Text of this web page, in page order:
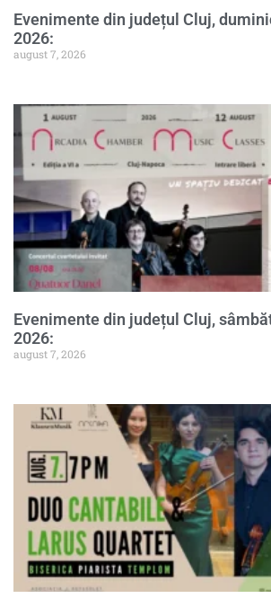
Evenimente din județul Cluj,
2026:
august 7, 2026
Evenimente din județul Cluj,
2026:
august 7, 2026